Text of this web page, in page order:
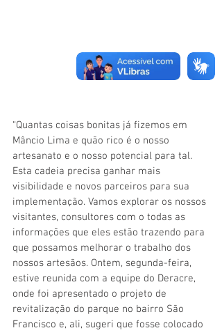
“Quantas coisas bonitas já fizemos em
Mâncio Lima e quão rico é o nosso
artesanato e o nosso potencial para tal.
Esta cadeia precisa ganhar mais
visibilidade e novos parceiros para sua
implementação. Vamos explorar os nossos
visitantes, consultores com o todas as
informações que eles estão trazendo para
que possamos melhorar o trabalho dos
nossos artesãos. Ontem, segunda-feira,
estive reunida com a equipe do Deracre,
onde foi apresentado o projeto de
revitalização do parque no bairro São
Francisco e, ali, sugeri que fosse colocado